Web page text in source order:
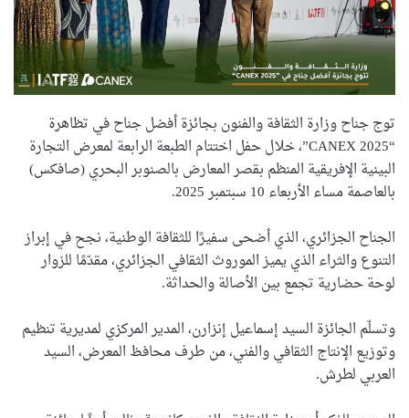
توج جناح وزارة الثقافة والفنون بجائزة أفضل جناح في تظاهرة
“CANEX 2025”، خلال حفل اختتام الطبعة الرابعة لمعرض التجارة
البينية الإفريقية المنظم بقصر المعارض بالصنوبر البحري (صافكس)
بالعاصمة مساء الأربعاء 10 سبتمبر 2025.
الجناح الجزائري، الذي أضحى سفيرًا للثقافة الوطنية، نجح في إبراز
التنوع والثراء الذي يميز الموروث الثقافي الجزائري، مقدّمًا للزوار
لوحة حضارية تجمع بين الأصالة والحداثة.
وتسلّم الجائزة السيد إسماعيل إنزارن، المدير المركزي لمديرية تنظيم
وتوزيع الإنتاج الثقافي والفني، من طرف محافظ المعرض، السيد
العربي لطرش.